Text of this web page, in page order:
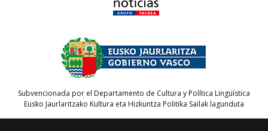
Subvencionada por el Departamento de Cultura y Política Lingüística
Eusko Jaurlaritzako Kultura eta Hizkuntza Politika Sailak lagunduta